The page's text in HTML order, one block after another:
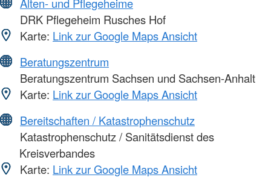
DRK Pflegeheim Rusches Hof
Karte: Link zur Google Maps Ansicht
Beratungszentrum
Beratungszentrum Sachsen und Sachsen-Anhalt
Karte: Link zur Google Maps Ansicht
Bereitschaften / Katastrophenschutz
Katastrophenschutz / Sanitätsdienst des
Kreisverbandes
Karte: Link zur Google Maps Ansicht